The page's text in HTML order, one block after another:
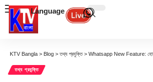
Language
KTV Bangla > Blog >তথ্য প্রযুক্তি> Whatsapp New Feature: হোয়াটসঅ্যাপে এল
তথ্য প্রযুক্তি